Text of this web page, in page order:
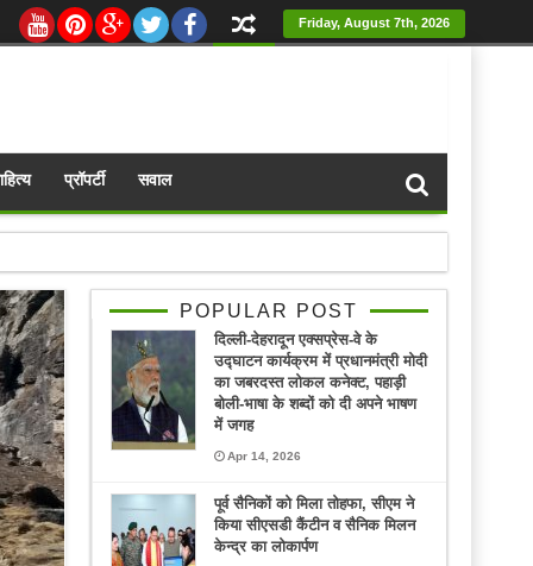
Friday, August 7th, 2026
प्रॉपर्टी सवाल
POPULAR POST
दिल्ली-देहरादून एक्सप्रेस-वे के
उद्घाटन कार्यक्रम में प्रधानमंत्री मोदी
का जबरदस्त लोकल कनेक्ट, पहाड़ी
बोली-भाषा के शब्दों को दी अपने भाषण
में जगह
Apr 14, 2026
पूर्व सैनिकों को मिला तोहफा, सीएम ने
किया सीएसडी कैंटीन व सैनिक मिलन
केन्द्र का लोकार्पण